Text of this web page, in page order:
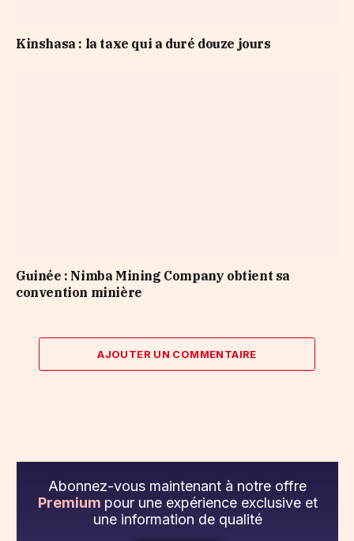
Kinshasa : la taxe qui a duré douze jours
Guinée : Nimba Mining Company obtient sa
convention minière
AJOUTER UN COMMENTAIRE
Abonnez-vous maintenant à notre offre
Premium pour une expérience exclusive et
une information de qualité